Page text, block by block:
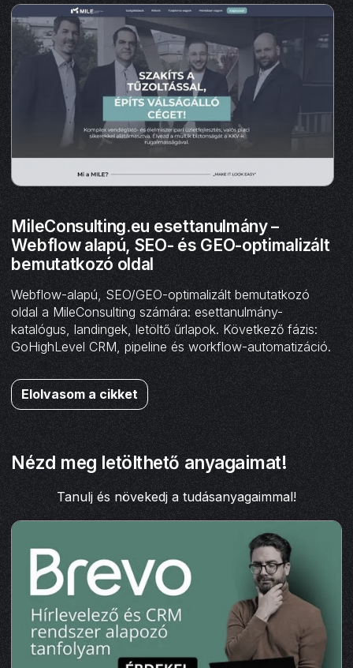
MileConsulting.eu esettanulmány –
Webflow alapú, SEO- és GEO-optimalizált
bemutatkozó oldal
Webflow-alapú, SEO/GEO-optimalizált bemutatkozó
oldal a MileConsulting számára: esettanulmány-
katalógus, landingek, letöltő űrlapok. Következő fázis:
GoHighLevel CRM, pipeline és workflow-automatizáció.
Elolvasom a cikket
Nézd meg letölthető anyagaimat!
Tanulj és növekedj a tudásanyagaimmal!